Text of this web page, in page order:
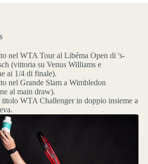
nel WTA Tour al Libéma Open di 's-
(vittoria su Venus Williams e
ai 1/4 di finale).
nel Grande Slam a Wimbledon
al main draw).
titolo WTA Challenger in doppio insieme a